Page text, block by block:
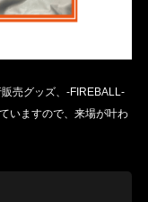
売グッズ、-FIREBALL-
いますので、来場が叶わ